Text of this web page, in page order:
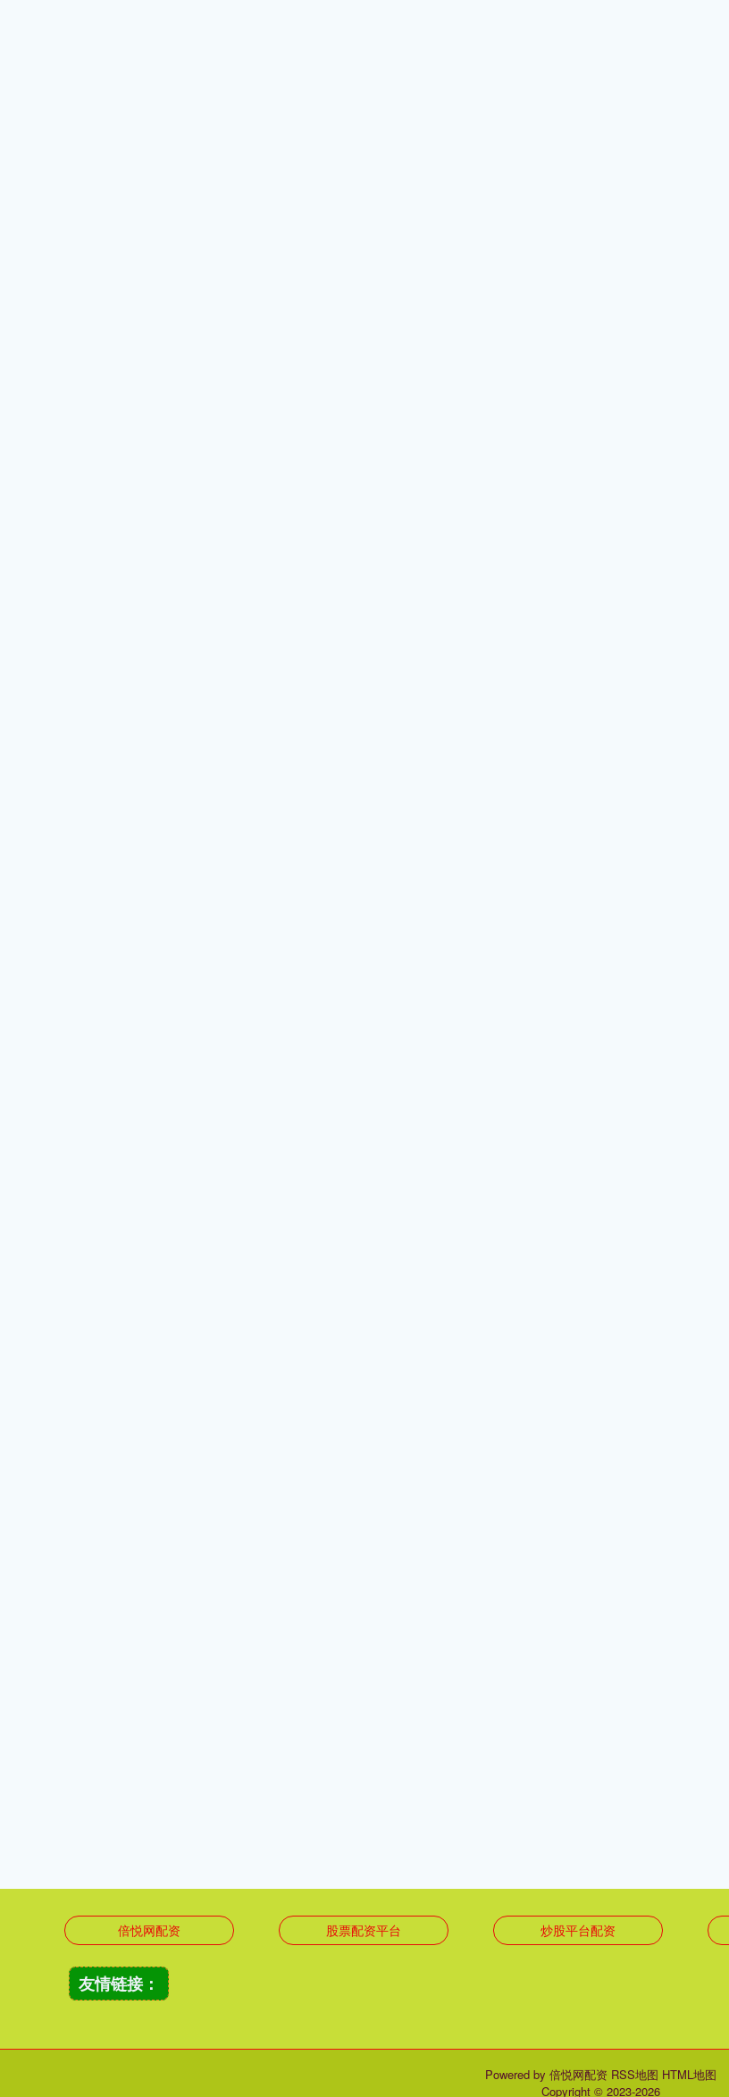
倍悦网配资 股票配资平台 炒股平台配资
友情链接：
Powered by 倍悦网配资 RSS地图 HTML地图
Copyright © 2023-2026